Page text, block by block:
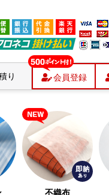
り 会員登録
不織布